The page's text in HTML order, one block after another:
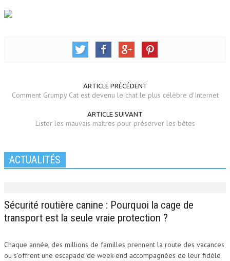
ARTICLE PRÉCÉDENT
Comment Grumpy Cat est devenu le chat le plus célèbre d'Internet
ARTICLE SUIVANT
Lister les mauvais maîtres pour préserver les bêtes
ACTUALITÉS
Sécurité routière canine : Pourquoi la cage de
transport est la seule vraie protection ?
Chaque année, des millions de familles prennent la route des vacances
ou s'offrent une escapade de week-end accompagnées de leur fidèle